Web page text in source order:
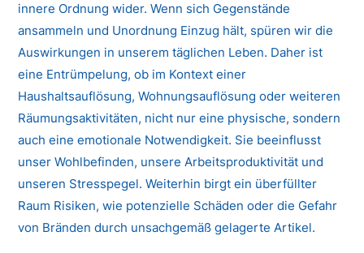
innere Ordnung wider. Wenn sich Gegenstände
ansammeln und Unordnung Einzug hält, spüren wir die
Auswirkungen in unserem täglichen Leben. Daher ist
eine Entrümpelung, ob im Kontext einer
Haushaltsauflösung, Wohnungsauflösung oder weiteren
Räumungsaktivitäten, nicht nur eine physische, sondern
auch eine emotionale Notwendigkeit. Sie beeinflusst
unser Wohlbefinden, unsere Arbeitsproduktivität und
unseren Stresspegel. Weiterhin birgt ein überfüllter
Raum Risiken, wie potenzielle Schäden oder die Gefahr
von Bränden durch unsachgemäß gelagerte Artikel.